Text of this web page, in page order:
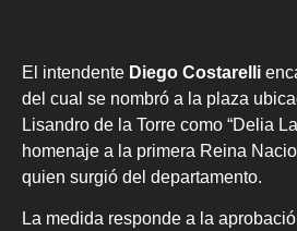
El intendente Diego Costarelli
del cual se nombró a la plaza
Lisandro de la Torre como “Delia
homenaje a la primera Reina
quien surgió del departamento.
La medida responde a la